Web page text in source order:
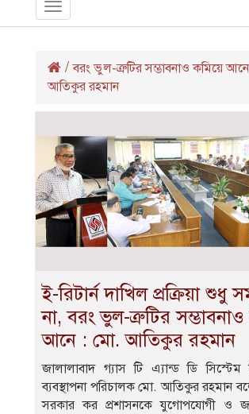
Toggle
navigation
/বরং ভুল-ত্রুটির সম্ভাবনাও কমিয়ে
আতিকুর রহমান
ই-রিটার্ন দাখিল প্রক্রিয়া শুধু
না, বরং ভুল-ত্রুটির
আনে : মো. আতিকুর রহমান
জালালাবাদ গ্যাস টি এ্যান্ড ডি সিস্টেম
ব্যবস্থাপনা পরিচালক মো. আতিকুর রহমান
সরকার কর প্রশাসনকে যুগোপযোগী ও